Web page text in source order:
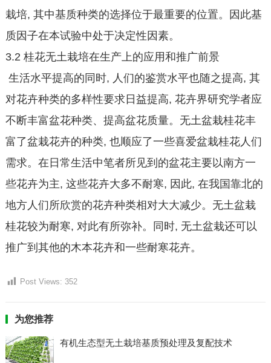
栽培, 其中基质种类的选择位于最重要的位置。因此基
质因子在本试验中处于决定性因素。
3.2 桂花无土栽培在生产上的应用和推广前景
生活水平提高的同时, 人们的鉴赏水平也随之提高, 其
对花卉种类的多样性要求日益提高, 花卉界研究学者应
不断丰富盆花种类、提高盆花质量。无土盆栽桂花丰
富了盆栽花卉的种类, 也顺应了一些喜爱盆栽桂花人们
需求。在日常生活中笔者所见到的盆花主要以南方一
些花卉为主, 这些花卉大多不耐寒, 因此, 在我国靠北的
地方人们所欣赏的花卉种类相对大大减少。无土盆栽
桂花较为耐寒, 对此有所弥补。同时, 无土盆栽还可以
推广到其他的木本花卉和一些耐寒花卉。
Post Views: 352
为您推荐
有机生态型无土栽培基质预处理及复配技术